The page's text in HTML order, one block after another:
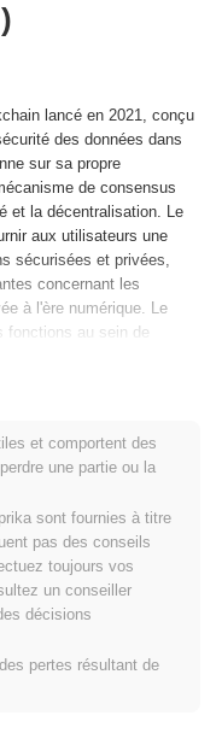
lancé en 2021, conçu
des données dans
sur sa propre
de consensus
et la décentralisation. Le
aux utilisateurs une
sécurisées et privées,
concernant les
à l'ère numérique. Le
fonctions au sein de
Les utilisateurs peuvent
ainsi l'engagement
décisionnels.
innovante de la
cryptographiques
des utilisateurs restent
efficaces. Cet
positionne Fathom
évolutif de la
utilisateurs qui
leurs activités
il commencé ?
et comportent des
une partie ou la
sont fournies à titre
pas des conseils
toujours vos
un conseiller
décisions
pertes résultant de